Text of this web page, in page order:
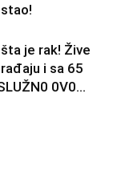
je rak! Žive
i sa 65
0V0...